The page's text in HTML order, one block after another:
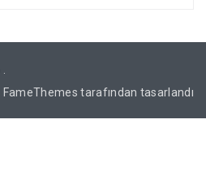
FameThemes tarafından tasarlandı